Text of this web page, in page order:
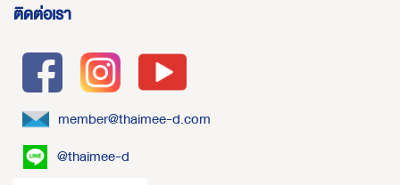
ติดต่อเรา
member@thaimee-d.com
@thaimee-d